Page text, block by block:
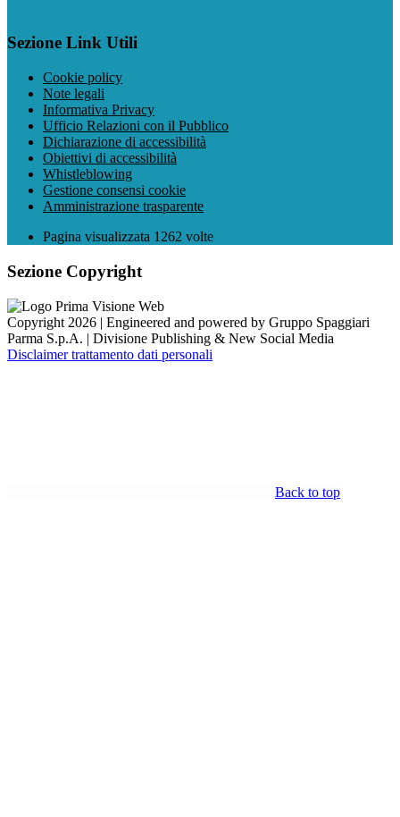
Sezione Link Utili
Cookie policy
Note legali
Informativa Privacy
Ufficio Relazioni con il Pubblico
Dichiarazione di accessibilità
Obiettivi di accessibilità
Whistleblowing
Gestione consensi cookie
Amministrazione trasparente
Pagina visualizzata 1262 volte
Sezione Copyright
Copyright 2026 | Engineered and powered by Gruppo Spaggiari
Parma S.p.A. | Divisione Publishing & New Social Media
Disclaimer trattamento dati personali
Back to top